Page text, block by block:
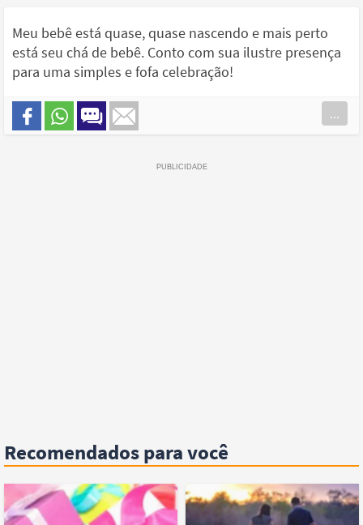
Meu bebê está quase, quase nascendo e mais perto
está seu chá de bebê. Conto com sua ilustre presença
para uma simples e fofa celebração!
...
Recomendados para você